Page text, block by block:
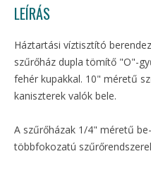
LEÍRÁS
Háztartási víztisztító
szűrőház dupla tömítő "O"-
fehér kupakkal. 10" méretű
kaniszterek valók bele.
A szűrőházak 1/4" méretű
többfokozatú